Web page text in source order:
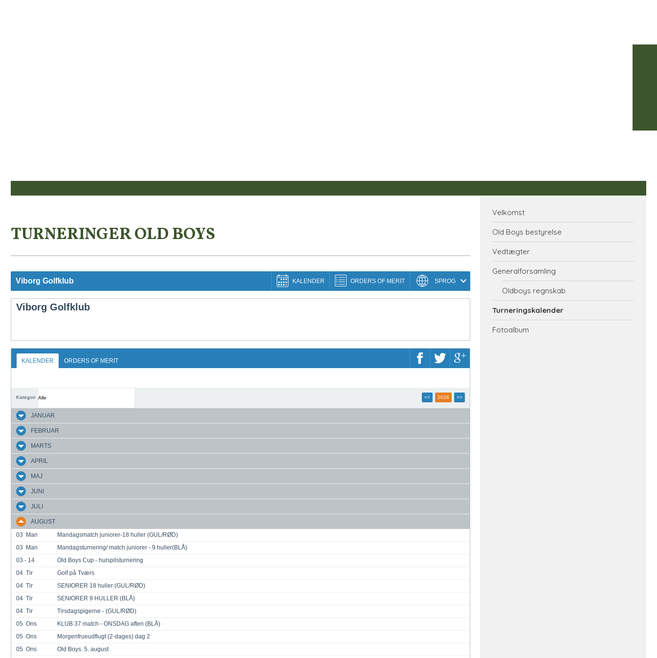
TURNERINGER OLD BOYS
Viborg Golfklub KALENDER ORDERS OF MERIT SPROG
Viborg Golfklub
KALENDER ORDERS OF MERIT
<< 2026 >>
Kategori
JANUAR
FEBRUAR
MARTS
APRIL
MAJ
JUNI
JULI
AUGUST
03
Man
Mandagsmatch juniorer-18 huller (GUL/RØD)
03
Man
Mandagsturnering/ match juniorer - 9 huller(BLÅ)
03 - 14
Old Boys Cup - hulspilsturnering
04 Tir
Golf på Tværs
04 Tir
SENIORER 18 huller (GUL/RØD)
04 Tir
SENIORER 9 HULLER (BLÅ)
04 Tir
Tirsdagspigerne - (GUL/RØD)
05 Ons
KLUB 37 match - ONSDAG aften (BLÅ)
05 Ons
Morgenfrueudflugt (2-dages) dag 2
05 Ons
Old Boys. 5. august
Velkomst
Old Boys bestyrelse
Vedtægter
Generalforsamling
Oldboys regnskab
Turneringskalender
Fotoalbum